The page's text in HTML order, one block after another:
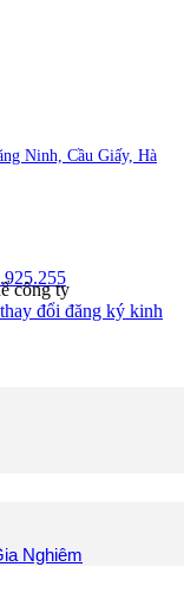
Ninh, Cầu Giấy, Hà
công ty
thay đổi đăng ký kinh
Nghiêm